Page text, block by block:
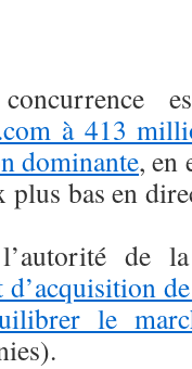
à 413
dominante, en
bas en
de
d’acquisition
le